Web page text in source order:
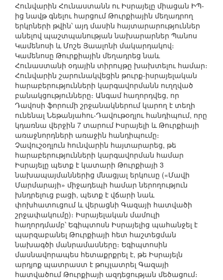
Հունվարին Հունաստանն ու Իսրայելը միացան ԻՊ-
ից նավթ գնելու հարցում Թուրքիային մեղադրող
երկրների թվին՝ այդ մասին հայտարարություններ
անելով պաշտպանության նախարարներ Պանոս
Կամենոսի և Մոշե Յաալոնի մակարդակով։
Կամենոսը Թուրքիային մեղադրեց նաև
Հունաստանի օդային տիրույթը խախտելու համար։
Հունվարին շարունակվեցին թուրք-իսրայելական
հարաբերությունների կարգավորմանն ուղղված
բանակցությունները։ Անգամ հաղորդվեց, որ
Դավոսի ֆորումի շրջանակներում կարող է տեղի
ունենալ Նեթանյահու-Դավութօղլու հանդիպում, որը
կդառնա վերջին 7 տարում Իսրայելի և Թուրքիայի
առաջնորդների առաջին հանդիպումը։
Չավուշօղլուն հունվարին հայտարարեց, թե
հարաբերությունների կարգավորման համար
Իսրայելը պետք է կատարի Թուրքիայի 3
նախապայմաններից մնացյալ երկուսը («Մավի
Մարմարայի» միջադեպի համար ներողություն
խնդրելուց բացի, պետք է վճարի նաև
փոխհատուցում և վերացնի Գազայի հատվածի
շրջափակումը)։ Իսրայելական մամուլի
հաղորդմամբ՝ Եգիպտոսն Իսրայելից պահանջել է
պարզաբանել Թուրքիայի հետ հաշտեցման
նախագծի մանրամասները։ Եգիպտոսին
մասնավորապես հետաքրքրել է, թե Իսրայելն
արդյոք պատրաստ է թույլատրել Գազայի
հատվածում Թուրքիայի ազդեցության մեծացում։